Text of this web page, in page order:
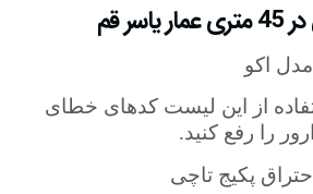
قم
اکو
از این لیست کدهای خطای
را رفع کنید.
پکیج تاچی